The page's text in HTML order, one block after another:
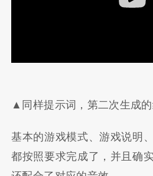
▲同样提示词，第二次生成
基本的游戏模式、游戏说明
都按照要求完成了，并且确